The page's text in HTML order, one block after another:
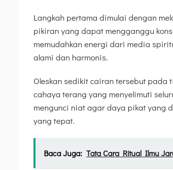
Langkah pertama dimulai dengan
pikiran yang dapat mengganggu
memudahkan energi dari media
alami dan harmonis.
Oleskan sedikit cairan tersebut pada
cahaya terang yang menyelimuti
mengunci niat agar daya pikat yang
yang tepat.
Baca Juga: Tata Cara Ritual Ilmu